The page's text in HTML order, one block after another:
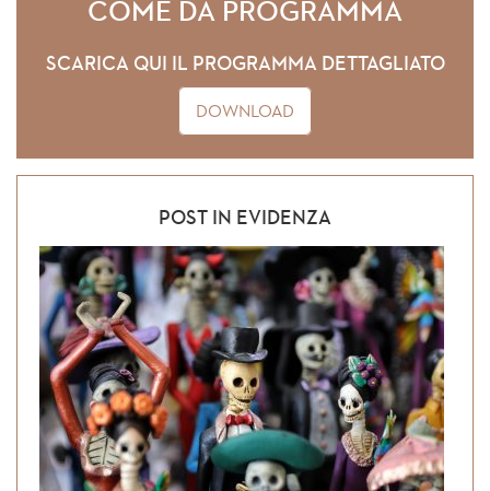
COME DA PROGRAMMA
SCARICA QUI IL PROGRAMMA DETTAGLIATO
DOWNLOAD
POST IN EVIDENZA